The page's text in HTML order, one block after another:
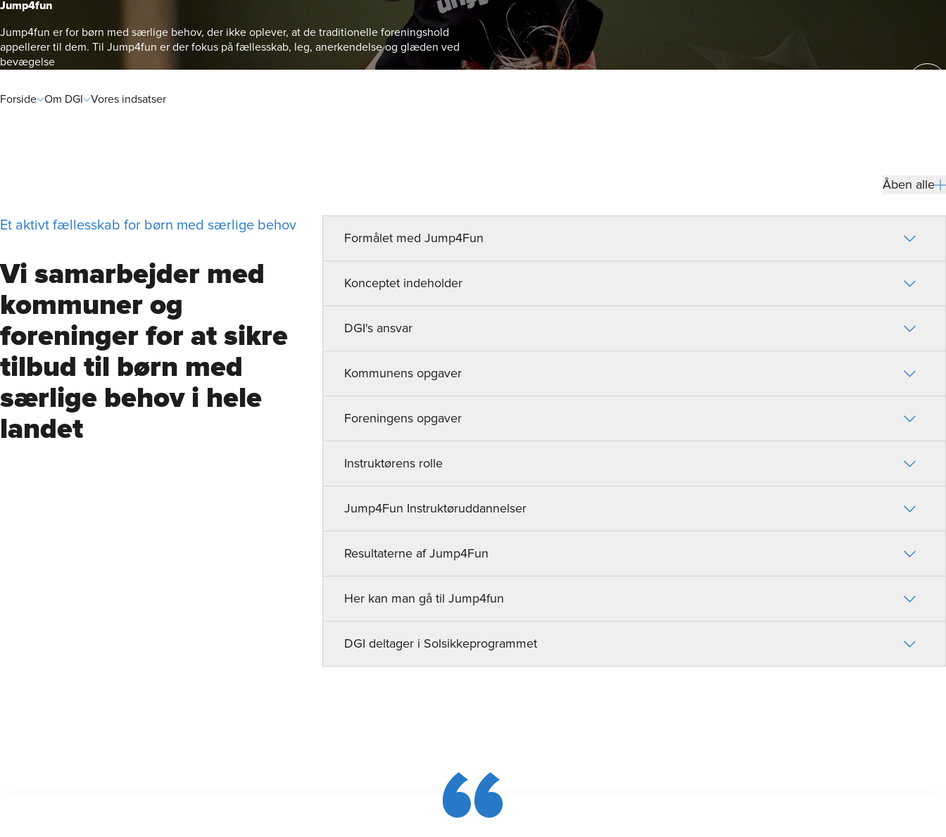
Jump4fun
Jump4fun er for børn med særlige behov, der ikke oplever, at de traditionelle foreningshold
appellerer til dem. Til Jump4fun er der fokus på fællesskab, leg, anerkendelse og glæden ved
bevægelse
Forside Om DGI Vores indsatser
Åben alle
Et aktivt fællesskab for børn med særlige behov
Vi samarbejder med
kommuner og
foreninger for at sikre
tilbud til børn med
særlige behov i hele
landet
Formålet med Jump4Fun
Konceptet indeholder
DGI's ansvar
Kommunens opgaver
Foreningens opgaver
Instruktørens rolle
Jump4Fun Instruktøruddannelser
Resultaterne af Jump4Fun
Her kan man gå til Jump4fun
DGI deltager i Solsikkeprogrammet